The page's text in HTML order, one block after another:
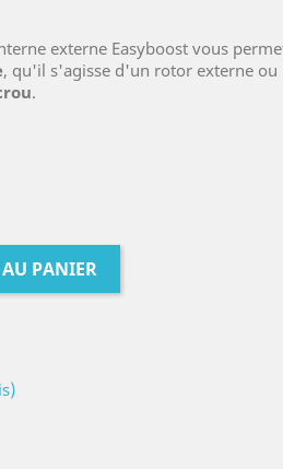
externe Easyboost vous
, qu'il s'agisse d'un rotor externe ou
.
PANIER